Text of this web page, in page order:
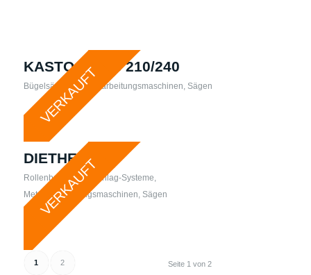
VERKAUFT
KASTO – HBS 210/240
Bügelsäge Metallbearbeitungsmaschinen, Sägen
VERKAUFT
DIETHEI – RO
Rollenbahnen / Anschlag-Systeme,
Metallbearbeitungsmaschinen, Sägen
Seite 1 von 2
1 2